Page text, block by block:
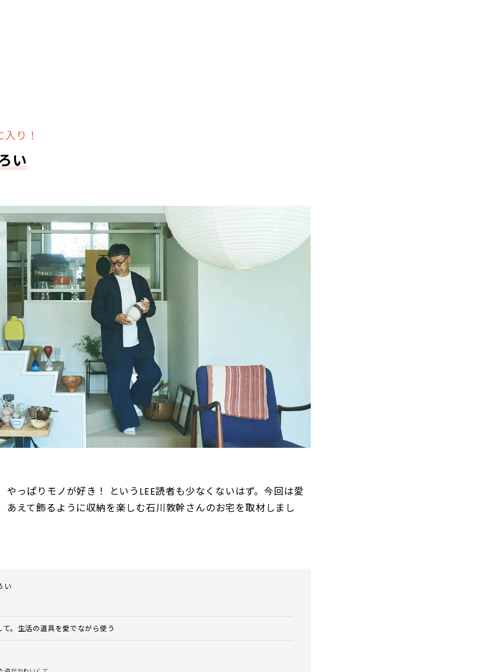
り！
い
やっぱりモノが好き！ というLEE読者も少なくないはず。今回は愛
あえて飾るように収納を楽しむ石川敦幹さんのお宅を取材しまし
い
。生活の道具を愛でながら使う